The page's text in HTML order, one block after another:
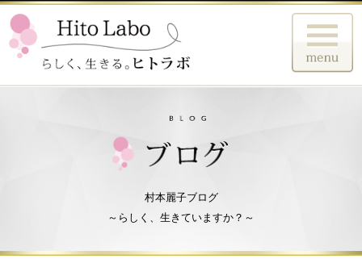
村本麗子ブログ
～らしく、生きていますか？～